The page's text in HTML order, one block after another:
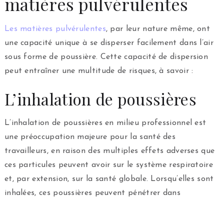
Les matières pulvérulentes, par leur nature même, ont
une capacité unique à se disperser facilement dans l’air
sous forme de poussière. Cette capacité de dispersion
peut entraîner une multitude de risques, à savoir :
L’inhalation de poussières
L’inhalation de poussières en milieu professionnel est
une préoccupation majeure pour la santé des
travailleurs, en raison des multiples effets adverses que
ces particules peuvent avoir sur le système respiratoire
et, par extension, sur la santé globale. Lorsqu’elles sont
inhalées, ces poussières peuvent pénétrer dans